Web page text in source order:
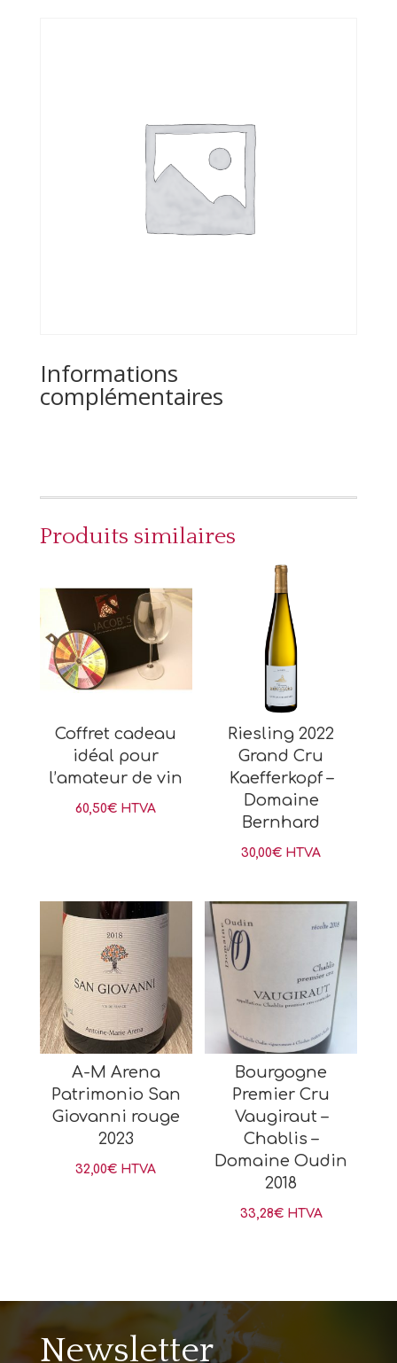
Informations
complémentaires
Produits similaires
Coffret cadeau
idéal pour
l’amateur de vin
60,50€ HTVA
Riesling 2022
Grand Cru
Kaefferkopf –
Domaine
Bernhard
30,00€ HTVA
A-M Arena
Patrimonio San
Giovanni rouge
2023
32,00€ HTVA
Bourgogne
Premier Cru
Vaugiraut –
Chablis –
Domaine Oudin
2018
33,28€ HTVA
Newsletter